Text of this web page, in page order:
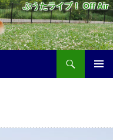
ぶうたライブ！ Off Air
ン